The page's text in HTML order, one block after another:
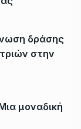
δράσης
στην
μοναδική